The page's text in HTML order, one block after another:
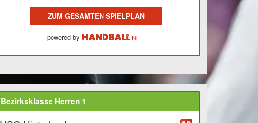
ZUM GESAMTEN SPIELPLAN
powered by
Bezirksklasse Herren 1